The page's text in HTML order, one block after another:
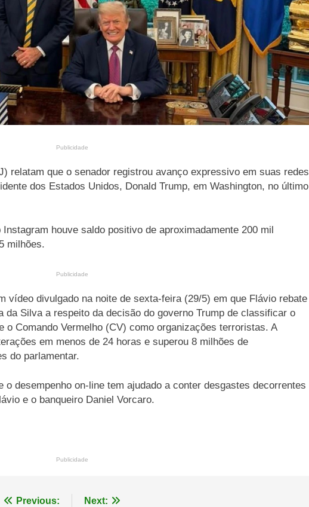
Publicidade
relatam que o senador registrou avanço expressivo em suas redes
dos Estados Unidos, Donald Trump, em Washington, no último
houve saldo positivo de aproximadamente 200 mil
milhões.
Publicidade
vídeo divulgado na noite de sexta-feira (29/5) em que Flávio rebate
Silva a respeito da decisão do governo Trump de classificar o
o Comando Vermelho (CV) como organizações terroristas. A
em menos de 24 horas e superou 8 milhões de
do parlamentar.
o desempenho on-line tem ajudado a conter desgastes decorrentes
e o banqueiro Daniel Vorcaro.
Publicidade
Previous: Next: